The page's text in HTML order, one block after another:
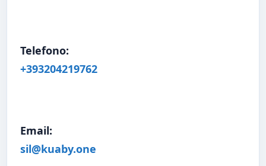
Telefono:
+393204219762
Email:
sil@kuaby.one
1
Turismo, ricettività e ospitalità:
esperienza, accoglienza e servizi
collegati
2
programmata: prevenire guasti e